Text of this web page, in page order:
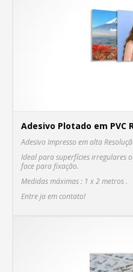
Adesivo Plotado em PVC
Adesivo Impresso em alta
Ideal para superfícies irregulares
face para fixação.
Medidas máximas : 1 x 2 metros .
Entre ja em contato!